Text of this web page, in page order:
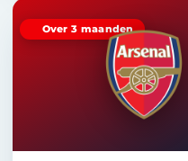
Over 3 maanden